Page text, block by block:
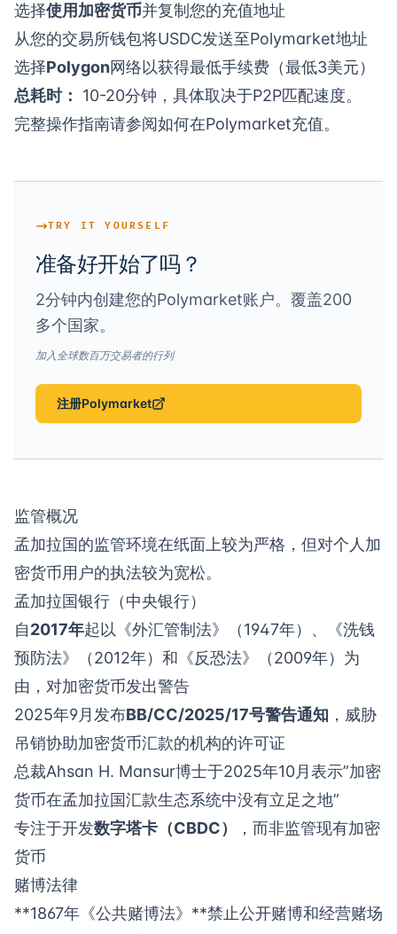
选择使用加密货币并复制您的充值地址
从您的交易所钱包将USDC发送至Polymarket地址
选择Polygon网络以获得最低手续费（最低3美元）
总耗时：
10-20分钟，具体取决于P2P匹配速度。
完整操作指南请参阅如何在Polymarket充值。
TRY IT YOURSELF
准备好开始了吗？
2分钟内创建您的Polymarket账户。覆盖200
多个国家。
加入全球数百万交易者的行列
注册Polymarket
监管概况
孟加拉国的监管环境在纸面上较为严格，但对个人加
密货币用户的执法较为宽松。
孟加拉国银行（中央银行）
自2017年起以《外汇管制法》（1947年）、《洗钱
预防法》（2012年）和《反恐法》（2009年）为
由，对加密货币发出警告
2025年9月发布BB/CC/2025/17号警告通知 ，威胁
吊销协助加密货币汇款的机构的许可证
总裁Ahsan H. Mansur博士于2025年10月表示”加密
货币在孟加拉国汇款生态系统中没有立足之地”
专注于开发数字塔卡（CBDC）
，而非监管现有加密
货币
赌博法律
**1867年《公共赌博法》**禁止公开赌博和经营赌场